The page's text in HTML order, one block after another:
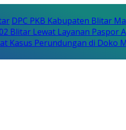
DPC PKB Kabupaten Blitar
Blitar Lewat Layanan Paspor
Kasus Perundungan di Doko